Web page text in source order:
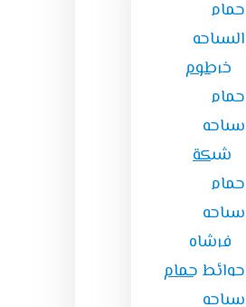
حمام
السباحه
خرطوم
حمام
سباحه
شبكة
حمام
سباحه
فرشاه
حوائط حمام
سباحه